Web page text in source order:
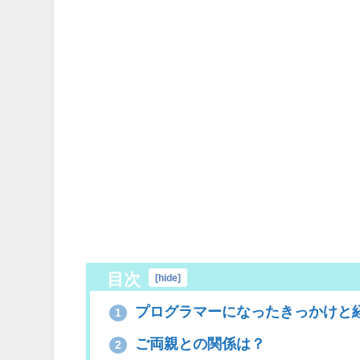
目次 [hide]
1 プログラマーになったきっかけと
2 ご両親との関係は？